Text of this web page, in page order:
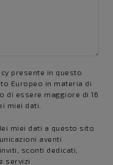
presente in questo
Europeo in materia di
di essere maggiore di 16
miei dati.
miei dati a questo sito
aventi
sconti dedicati,
servizi